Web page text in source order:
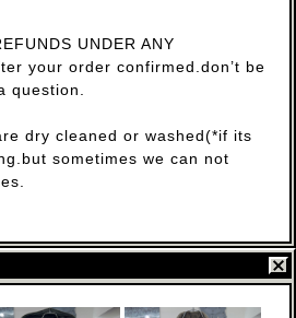
UNDER ANY
your order confirmed.don’t be
question.
dry cleaned or washed(*if its
sometimes we can not